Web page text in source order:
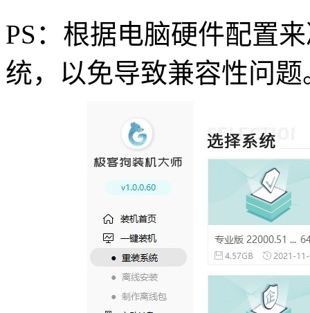
PS：根据电脑硬件配置
统，以免导致兼容性问题